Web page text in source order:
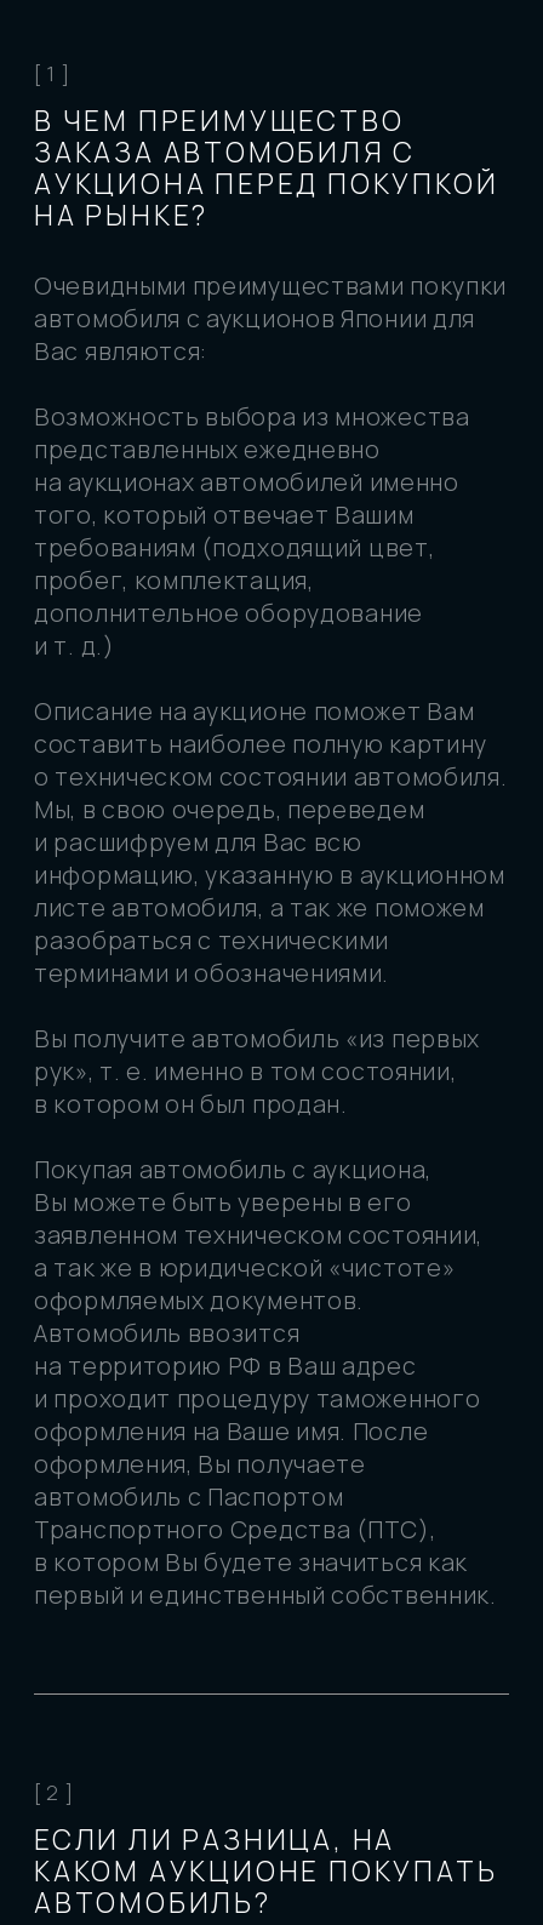
РЕКВИЗИТЫ
Согласие на обработку персональных
данных
Обращаем внимание на то, что данный
интернет-сайт, а также вся информация о
товарах и ценах, предоставленная на нем,
носит исключительно информационный
характер и ни при каких условиях не является
публичной офертой, определяемой
положениями Статьи 437 Гражданского
кодекса Российской Федерации
Разработано
© «Levcar», 2018 - 2026
Все права защищены
РПОО Объединение автовладельцев "Юр-
авто"
ИНН 2543187482
КПП 254301001
ИНН 2543167253
ОГРН 1222500017409
ОГРНИП 324253600082047
Владивосток:ул. Днепровская, 27, стр. 2, пн-
18:00
Санкт-Петербург: ул. Чапаева, 9, БЦ "Веда-
хаус", пн-пт: 10:00-18:00